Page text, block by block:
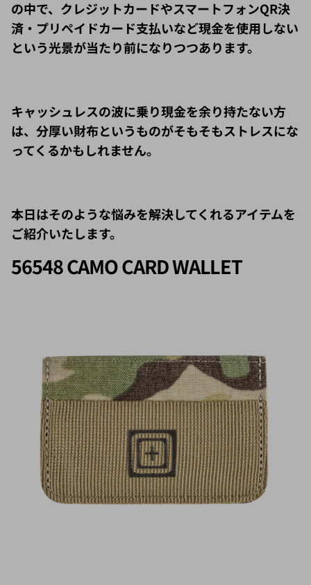
済・プリペイドカード支払いなど現金を使用しない
という光景が当たり前になりつつあります。
は、分厚い財布というものがそもそもストレスにな
ってくるかもしれません。
ご紹介いたします。
56548 CAMO CARD WALLET